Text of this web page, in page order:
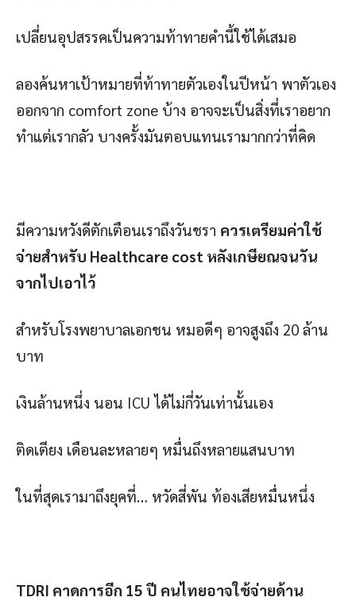
เปลี่ยนอุปสรรคเป็นความท้าทายคำนี้ใช้ได้เสมอ
ลองค้นหาเป้าหมายที่ท้าทายตัวเองในปีหน้า พาตัวเอง
ออกจาก comfort zone บ้าง อาจจะเป็นสิ่งที่เราอยาก
ทำแต่เรากลัว บางครั้งมันตอบแทนเรามากกว่าที่คิด
มีความหวังดีตักเตือนเราถึงวันชรา ควรเตรียมค่าใช้
จ่ายสำหรับ Healthcare cost หลังเกษียณจนวัน
จากไปเอาไว้
สำหรับโรงพยาบาลเอกชน หมอดีๆ อาจสูงถึง 20 ล้าน
บาท
เงินล้านหนึ่ง นอน ICU ได้ไม่กี่วันเท่านั้นเอง
ติดเตียง เดือนละหลายๆ หมื่นถึงหลายแสนบาท
ในที่สุดเรามาถึงยุคที่… หวัดสี่พัน ท้องเสียหมื่นหนึ่ง
TDRI คาดการอีก 15 ปี คนไทยอาจใช้จ่ายด้าน